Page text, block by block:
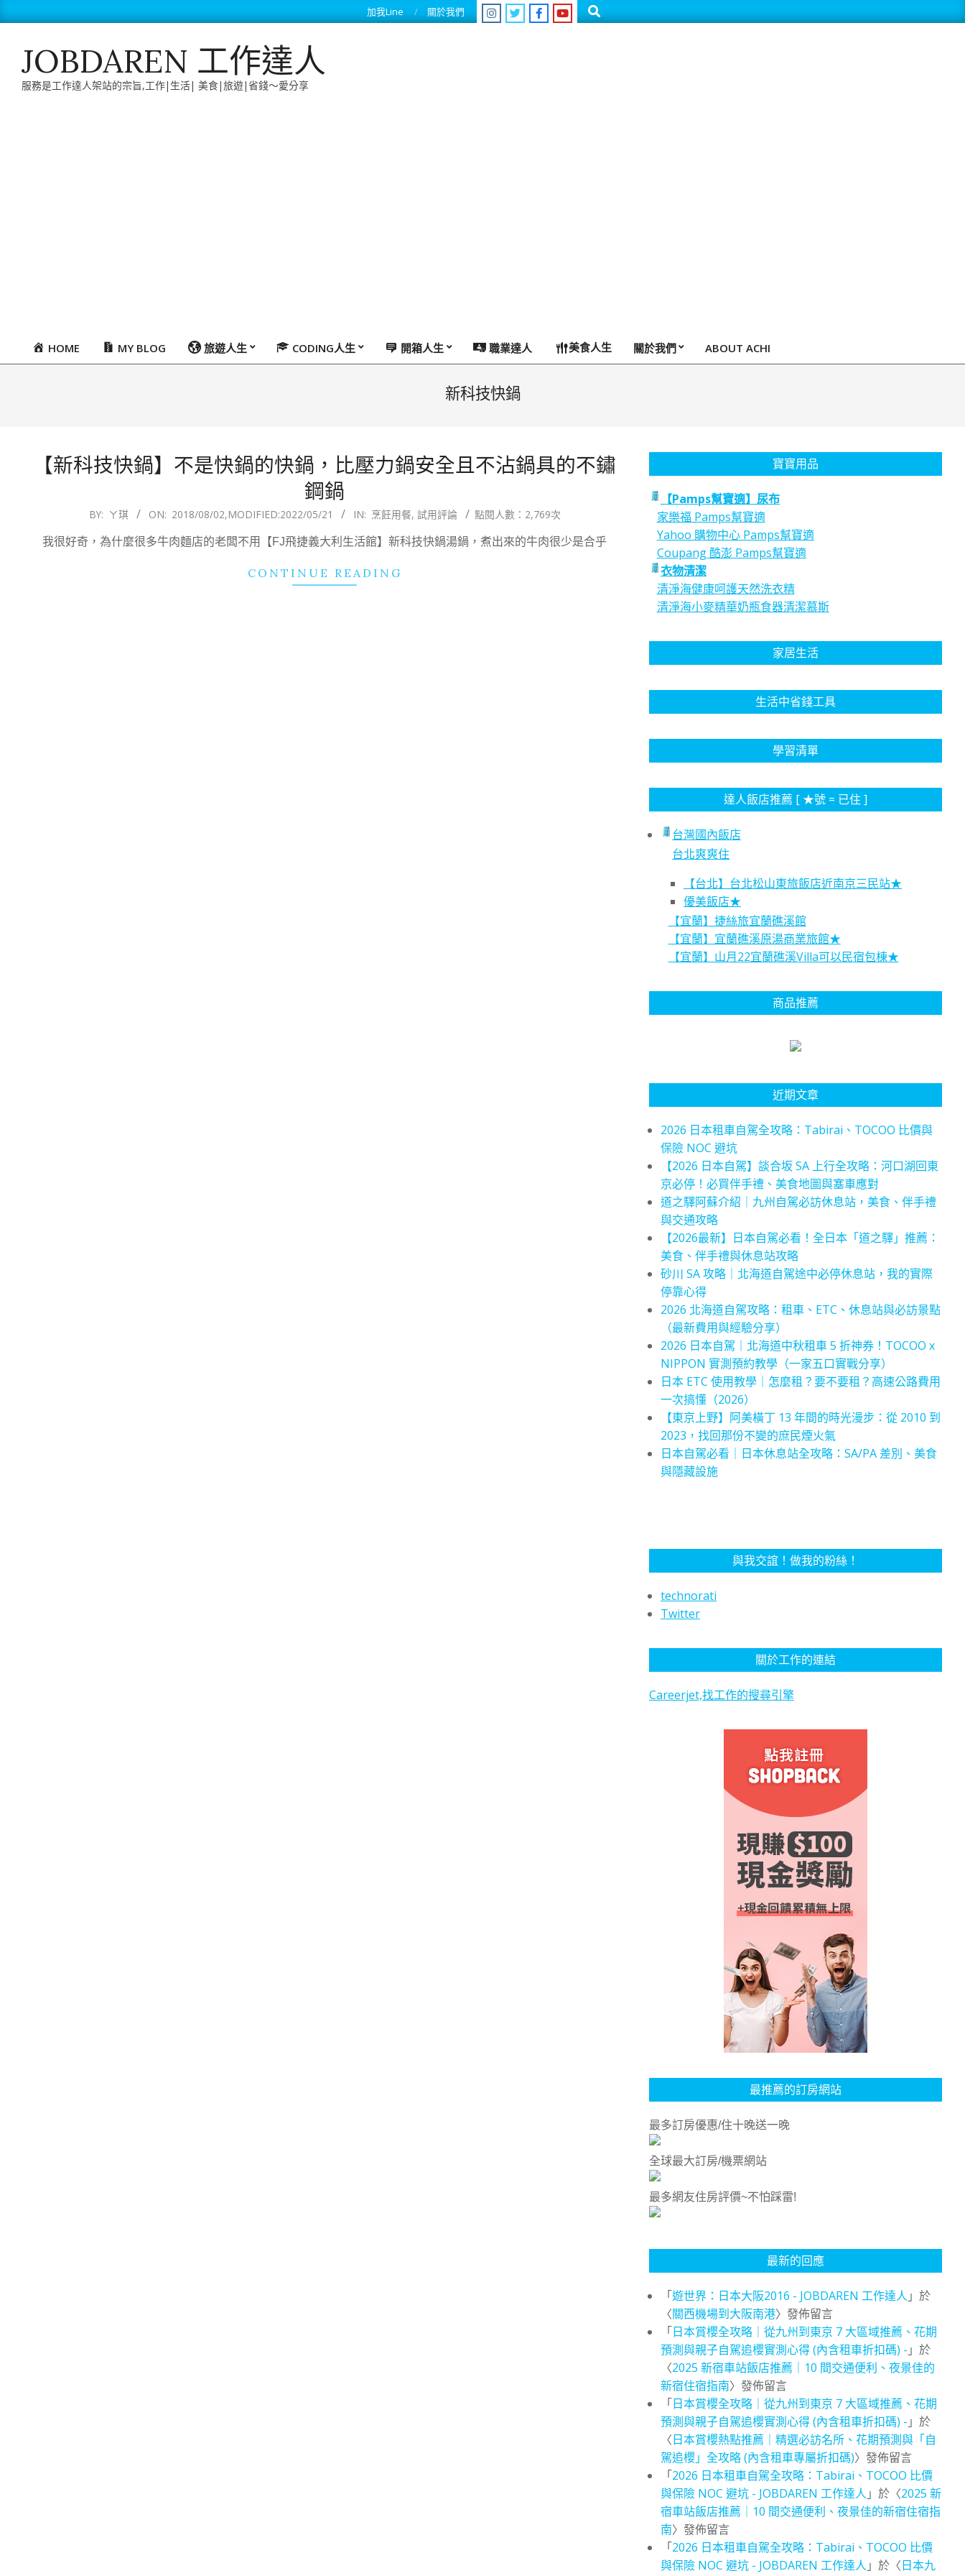
to
加我Line 關於我們 Search
JOBDAREN 工作達人
服務是工作達人架站的宗旨,工作|生活| 美食|旅遊|省錢～愛分享
PrimaryHOME MY BLOG 旅遊人生 CODING人生 開箱人生 職業達人 美食人生 關於我們 ABOUT ACHI
新科技快鍋
【新科技快鍋】不是快鍋的快鍋，比壓力鍋安全且不沾鍋具的不鏽
鋼鍋
02
BY: ㄚ琪 ON: 2018/08/02,MODIFIED:2022/05/21 IN: 烹飪用餐, 試用評論 點閱人數：2,769次
我很好奇，為什麼很多牛肉麵店的老闆不用【FJ飛捷義大利生活館】新科技快鍋湯鍋，煮出來的牛肉很少是合乎
CONTINUE READING
寶寶用品
【Pamps幫寶適】尿布
家樂福 Pamps幫寶適
Yahoo 購物中心 Pamps幫寶適
Coupang 酷澎 Pamps幫寶適
衣物清潔
清淨海健康呵護天然洗衣精
清淨海小麥精華奶瓶食器清潔慕斯
家居生活
生活中省錢工具
學習清單
達人飯店推薦 [ ★號 = 已住 ]
台灣國內飯店
台北爽爽住
【台北】台北松山東旅飯店近南京三民站★
優美飯店★
【宜蘭】捷絲旅宜蘭礁溪館
【宜蘭】宜蘭礁溪原湯商業旅館★
【宜蘭】山月22宜蘭礁溪Villa可以民宿包棟★
商品推薦
近期文章
2026 日本租車自駕全攻略：Tabirai、TOCOO 比價與
保險 NOC 避坑
【2026 日本自駕】談合坂 SA 上行全攻略：河口湖回東
京必停！必買伴手禮、美食地圖與塞車應對
道之驛阿蘇介紹｜九州自駕必訪休息站，美食、伴手禮
與交通攻略
【2026最新】日本自駕必看！全日本「道之驛」推薦：
美食、伴手禮與休息站攻略
砂川 SA 攻略｜北海道自駕途中必停休息站，我的實際
停靠心得
2026 北海道自駕攻略：租車、ETC、休息站與必訪景點
（最新費用與經驗分享）
2026 日本自駕｜北海道中秋租車 5 折神券！TOCOO x
NIPPON 實測預約教學（一家五口實戰分享）
日本 ETC 使用教學｜怎麼租？要不要租？高速公路費用
一次搞懂（2026）
【東京上野】阿美橫丁 13 年間的時光漫步：從 2010 到
2023，找回那份不變的庶民煙火氣
日本自駕必看｜日本休息站全攻略：SA/PA 差別、美食
與隱藏設施
與我交誼！做我的粉絲！
technorati
Twitter
關於工作的連結
Careerjet,找工作的搜尋引擎
最推薦的訂房網站
最多訂房優惠/住十晚送一晚
全球最大訂房/機票網站
最多網友住房評價~不怕踩雷!
最新的回應
「遊世界：日本大阪2016 - JOBDAREN 工作達人 」於
〈關西機場到大阪南港〉發佈留言
「日本賞櫻全攻略｜從九州到東京 7 大區域推薦、花期
預測與親子自駕追櫻實測心得 (內含租車折扣碼) - 」於
〈2025 新宿車站飯店推薦｜10 間交通便利、夜景佳的
新宿住宿指南〉發佈留言
「日本賞櫻全攻略｜從九州到東京 7 大區域推薦、花期
預測與親子自駕追櫻實測心得 (內含租車折扣碼) - 」於
〈日本賞櫻熱點推薦｜精選必訪名所、花期預測與「自
駕追櫻」全攻略 (內含租車專屬折扣碼)〉發佈留言
「2026 日本租車自駕全攻略：Tabirai、TOCOO 比價
與保險 NOC 避坑 - JOBDAREN 工作達人 」於〈2025 新
宿車站飯店推薦｜10 間交通便利、夜景佳的新宿住宿指
南〉發佈留言
「2026 日本租車自駕全攻略：Tabirai、TOCOO 比價
與保險 NOC 避坑 - JOBDAREN 工作達人 」於〈日本九